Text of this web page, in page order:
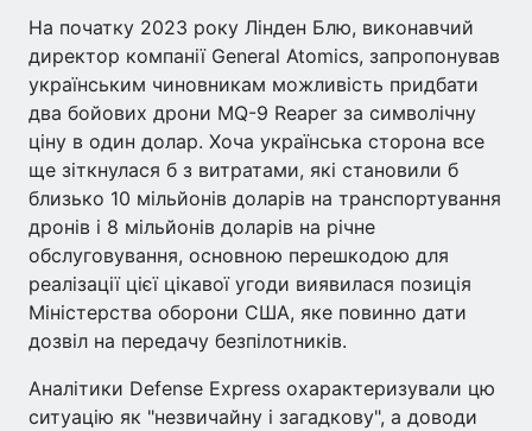
На початку 2023 року Лінден Блю, виконавчий
директор компанії General Atomics, запропонував
українським чиновникам можливість придбати
два бойових дрони MQ-9 Reaper за символічну
ціну в один долар. Хоча українська сторона все
ще зіткнулася б з витратами, які становили б
близько 10 мільйонів доларів на транспортування
дронів і 8 мільйонів доларів на річне
обслуговування, основною перешкодою для
реалізації цієї цікавої угоди виявилася позиція
Міністерства оборони США, яке повинно дати
дозвіл на передачу безпілотників.
Аналітики Defense Express охарактеризували цю
ситуацію як "незвичайну і загадкову", а доводи